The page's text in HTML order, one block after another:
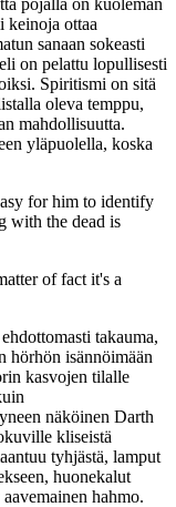
keinoja ottaa
sanaan sokeasti
on pelattu lopullisesti
Spiritismi on sitä
oleva temppu,
mahdollisuutta.
yläpuolella, koska
for him to identify
with the dead is
of fact it's a
takauma,
hörhön isännöimään
kasvojen tilalle
näköinen Darth
kliseistä
tyhjästä, lamput
huonekalut
hahmo.